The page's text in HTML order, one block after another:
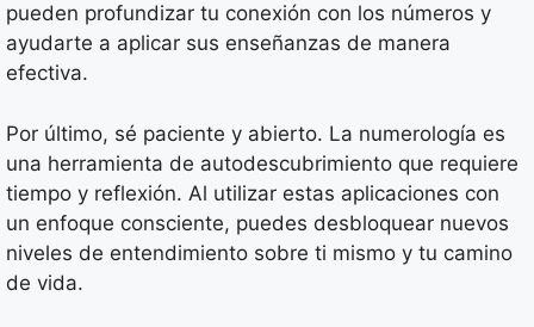
pueden profundizar tu conexión con los números y
ayudarte a aplicar sus enseñanzas de manera
efectiva.
Por último, sé paciente y abierto. La numerología es
una herramienta de autodescubrimiento que requiere
tiempo y reflexión. Al utilizar estas aplicaciones con
un enfoque consciente, puedes desbloquear nuevos
niveles de entendimiento sobre ti mismo y tu camino
de vida.